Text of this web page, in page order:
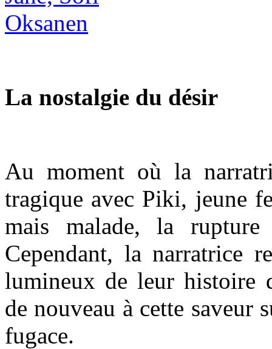
La nostalgie du désir
Au moment où la
tragique avec Piki, jeune
mais malade, la rupture
Cependant, la narratrice
lumineux de leur histoire
de nouveau à cette saveur
fugace.